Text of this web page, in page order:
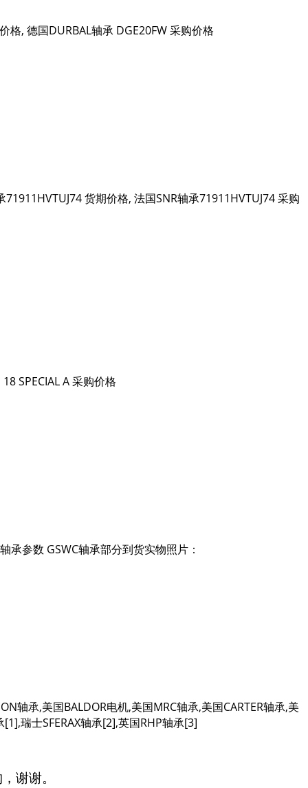
格, 德国DURBAL轴承 DGE20FW 采购价格
货期价格, 法国SNR轴承71911HVTUJ74 采购
SPECIAL A 采购价格
承参数 GSWC轴承部分到货实物照片：
轴承,美国BALDOR电机,美国MRC轴承,美国CARTER轴承,美
瑞士SFERAX轴承[2],英国RHP轴承[3]
谢谢。